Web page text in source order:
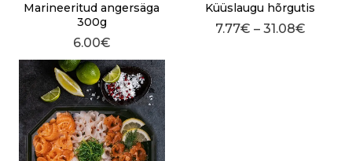
Marineeritud angersäga
300g
6.00€
Küüslaugu hõrgutis
7.77€ – 31.08€